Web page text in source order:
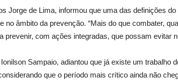
Jorge de Lima, informou que uma das definições
no âmbito da prevenção. “Mais do que combater,
prevenir, com ações integradas, que possam evitar
Sampaio, adiantou que já existe um trabalho
que o período mais crítico ainda não